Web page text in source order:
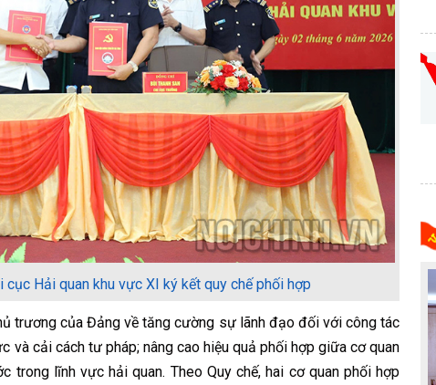
cục Hải quan khu vực XI ký kết quy chế phối hợp
trương của Đảng về tăng cường sự lãnh đạo đối với công tác
và cải cách tư pháp; nâng cao hiệu quả phối hợp giữa cơ quan
trong lĩnh vực hải quan. Theo Quy chế, hai cơ quan phối hợp